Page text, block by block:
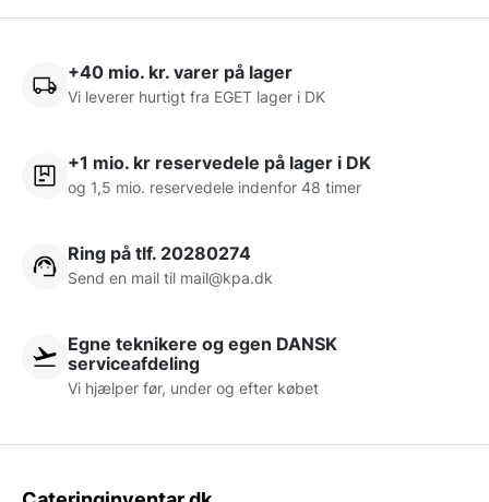
+40 mio. kr. varer på lager
Vi leverer hurtigt fra EGET lager i DK
+1 mio. kr reservedele på lager i DK
og 1,5 mio. reservedele indenfor 48 timer
Ring på tlf. 20280274
Send en mail til mail@kpa.dk
Egne teknikere og egen DANSK
serviceafdeling
Vi hjælper før, under og efter købet